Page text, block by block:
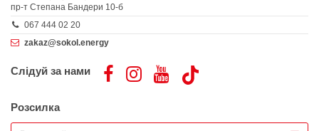
пр-т Степана Бандери 10-б
067 444 02 20
zakaz@sokol.energy
Слідуй за нами
Розсилка